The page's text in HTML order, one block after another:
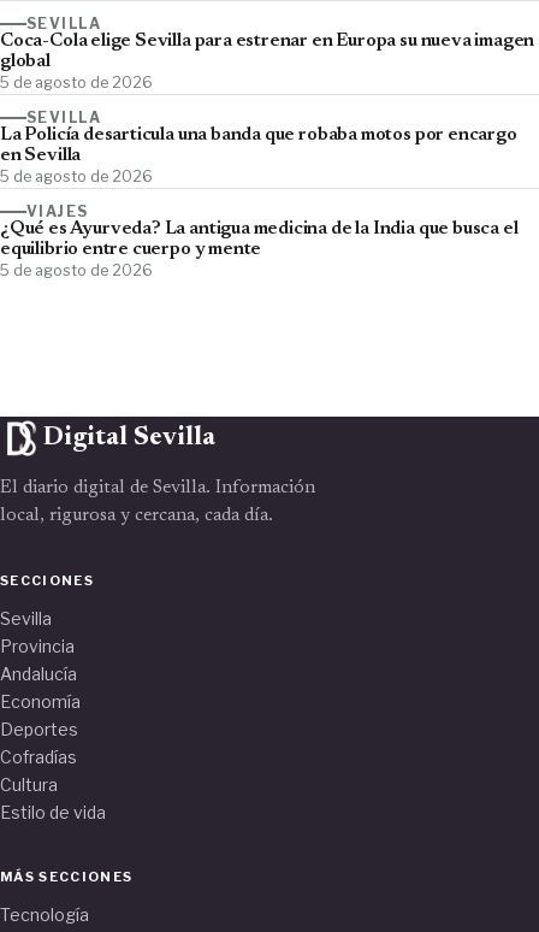
SEVILLA
Coca-Cola elige Sevilla para estrenar en Europa su nueva imagen
global
5 de agosto de 2026
SEVILLA
La Policía desarticula una banda que robaba motos por encargo
en Sevilla
5 de agosto de 2026
VIAJES
¿Qué es Ayurveda? La antigua medicina de la India que busca el
equilibrio entre cuerpo y mente
5 de agosto de 2026
Digital Sevilla
El diario digital de Sevilla. Información
local, rigurosa y cercana, cada día.
SECCIONES
Sevilla
Provincia
Andalucía
Economía
Deportes
Cofradías
Cultura
Estilo de vida
MÁS SECCIONES
Tecnología